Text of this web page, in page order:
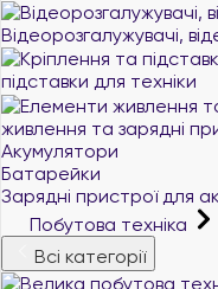
Відеорозгалужувачі,
підставки для техніки
живлення та зарядні
Акумулятори
Батарейки
Зарядні пристрої для
Побутова техніка
Всі категорії